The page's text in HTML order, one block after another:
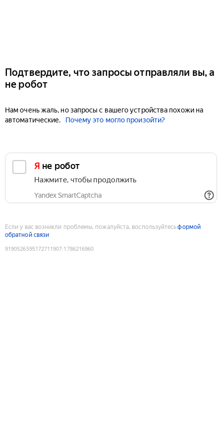
Подтвердите, что запросы отправляли вы, а
не робот
Нам очень жаль, но запросы с вашего устройства похожи на
автоматические.
Почему это могло произойти?
Я не робот
Нажмите, чтобы продолжить
Yandex SmartCaptcha
Если у вас возникли проблемы, пожалуйста, воспользуйтесьформой
обратной связи
9190526595172711907:1786216960